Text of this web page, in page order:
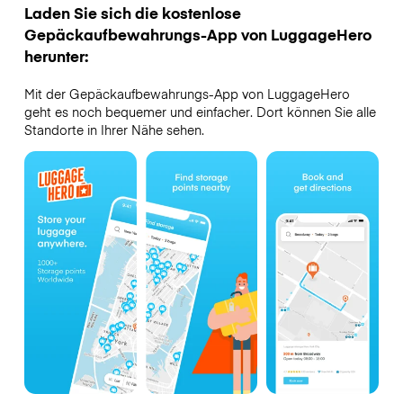
Laden Sie sich die kostenlose
Gepäckaufbewahrungs-App von LuggageHero
herunter:
Mit der Gepäckaufbewahrungs-App von LuggageHero
geht es noch bequemer und einfacher. Dort können Sie alle
Standorte in Ihrer Nähe sehen.